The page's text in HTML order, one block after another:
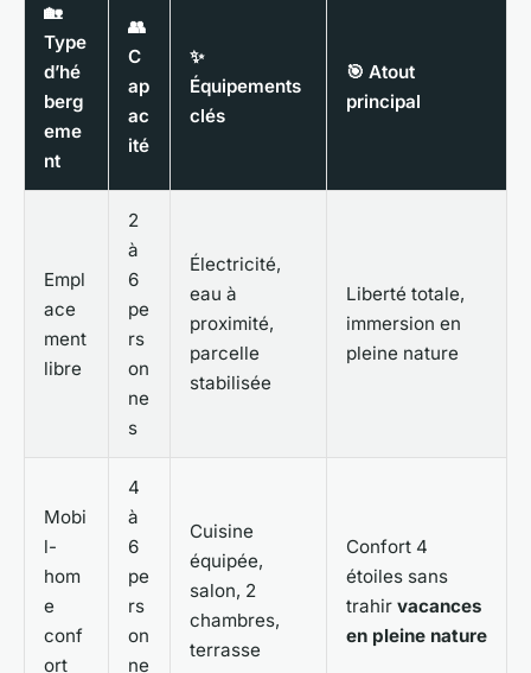
🏡
Type
d’hé
berg
eme
nt
👥
C
ap
ac
ité
✨
Équipements
clés
🎯 Atout
principal
Empl
ace
ment
libre
2
à
6
pe
rs
on
ne
s
Électricité,
eau à
proximité,
parcelle
stabilisée
Liberté totale,
immersion en
pleine nature
Mobi
l-
hom
e
conf
ort
4
à
6
pe
rs
on
ne
Cuisine
équipée,
salon, 2
chambres,
terrasse
Confort 4
étoiles sans
trahir vacances
en pleine nature